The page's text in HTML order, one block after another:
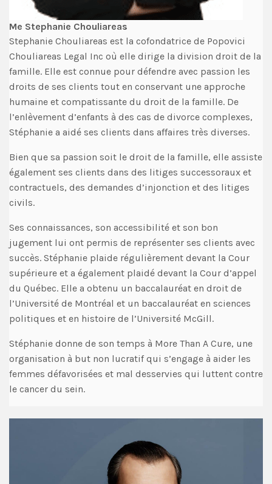
Me Stephanie Chouliareas
Stephanie Chouliareas est la cofondatrice de Popovici
Chouliareas Legal Inc où elle dirige la division droit de la
famille. Elle est connue pour défendre avec passion les
droits de ses clients tout en conservant une approche
humaine et compatissante du droit de la famille. De
l’enlèvement d’enfants à des cas de divorce complexes,
Stéphanie a aidé ses clients dans affaires très diverses.
Bien que sa passion soit le droit de la famille, elle assiste
également ses clients dans des litiges successoraux et
contractuels, des demandes d’injonction et des litiges
civils.
Ses connaissances, son accessibilité et son bon
jugement lui ont permis de représenter ses clients avec
succès. Stéphanie plaide régulièrement devant la Cour
supérieure et a également plaidé devant la Cour d’appel
du Québec. Elle a obtenu un baccalauréat en droit de
l’Université de Montréal et un baccalauréat en sciences
politiques et en histoire de l’Université McGill.
Stéphanie donne de son temps à More Than A Cure, une
organisation à but non lucratif qui s’engage à aider les
femmes défavorisées et mal desservies qui luttent contre
le cancer du sein.